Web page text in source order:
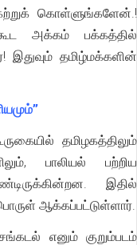
கொள்ளுங்களேன்.!
அக்கம் பக்கத்தில்
தமிழ்மக்களின்
தமிழகத்திலும்
பாலியல் பற்றிய
இதில்
ஆக்கப்பட்டுள்ளார்.
எனும் குறும்படம்